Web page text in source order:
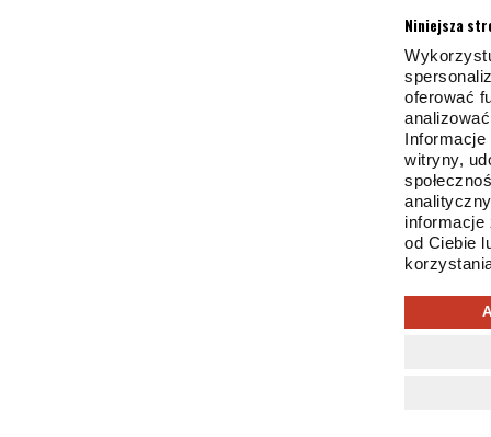
Niniejsza
oferować
witryny,
informacje
od Ciebie